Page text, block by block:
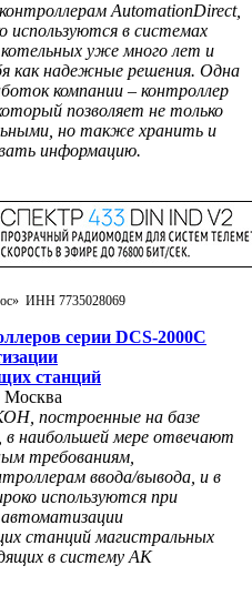
AutomationDirect,
используются в системах
уже много лет и
как надежные решения. Одна
компании – контроллер
позволяет не только
но также хранить и
информацию.
ИНН 7735028069
серии DCS-2000C
станций
построенные на базе
в наибольшей мере отвечают
требованиям,
ввода/вывода, и в
используются при
станций магистральных
в систему АК